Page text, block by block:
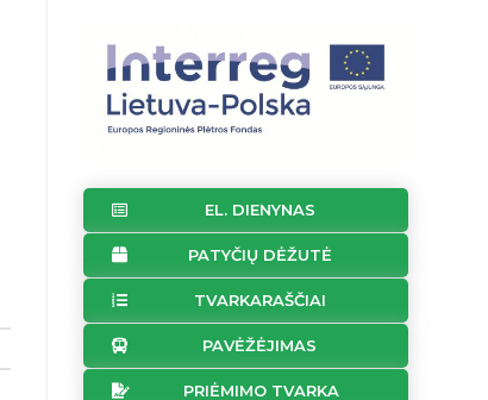
EL. DIENYNAS
PATYČIŲ DĖŽUTĖ
TVARKARAŠČIAI
PAVĖŽĖJIMAS
PRIĖMIMO TVARKA